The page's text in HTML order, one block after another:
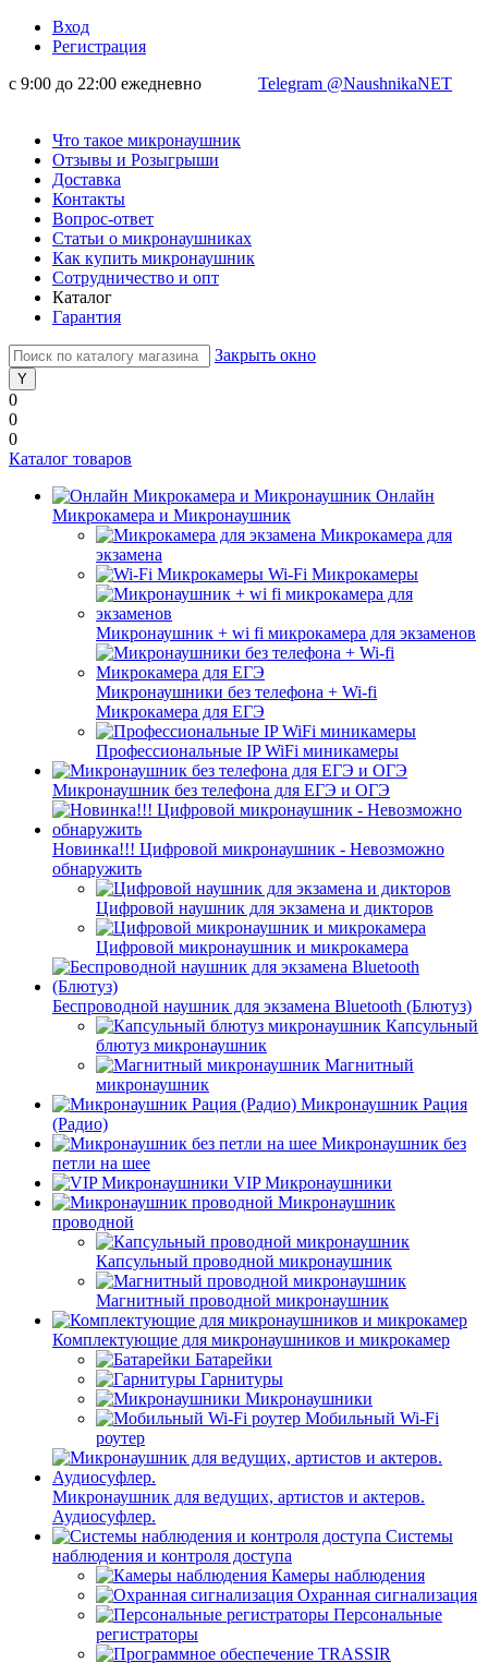
Вход
Регистрация
с 9:00 до 22:00 ежедневно
Telegram @NaushnikaNET
Что такое микронаушник
Отзывы и Розыгрыши
Доставка
Контакты
Вопрос-ответ
Статьи о микронаушниках
Как купить микронаушник
Сотрудничество и опт
Каталог
Гарантия
Закрыть окно
0
0
0
Каталог товаров
Онлайн
Микрокамера и Микронаушник
Микрокамера для
экзамена
Wi-Fi Микрокамеры
Микронаушник + wi fi микрокамера для экзаменов
Микронаушники без телефона + Wi-fi
Микрокамера для ЕГЭ
Профессиональные IP WiFi миникамеры
Микронаушник без телефона для ЕГЭ и ОГЭ
Новинка!!! Цифровой микронаушник - Невозможно
обнаружить
Цифровой наушник для экзамена и дикторов
Цифровой микронаушник и микрокамера
Беспроводной наушник для экзамена Bluetooth (Блютуз)
Капсульный
блютуз микронаушник
Магнитный
микронаушник
Микронаушник Рация
(Радио)
Микронаушник без
петли на шее
VIP Микронаушники
Микронаушник
проводной
Капсульный проводной микронаушник
Магнитный проводной микронаушник
Комплектующие для микронаушников и микрокамер
Батарейки
Гарнитуры
Микронаушники
Мобильный Wi-Fi
роутер
Микронаушник для ведущих, артистов и актеров.
Аудиосуфлер.
Системы
наблюдения и контроля доступа
Камеры наблюдения
Охранная сигнализация
Персональные
регистраторы